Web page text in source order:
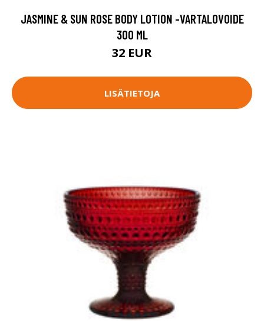
JASMINE & SUN ROSE BODY LOTION -VARTALOVOIDE
300 ML
32 EUR
LISÄTIETOJA